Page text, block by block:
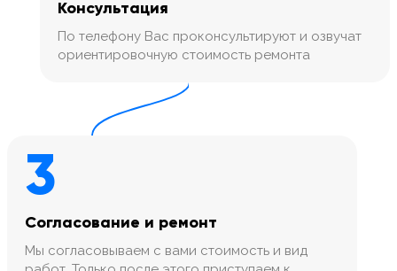
Консультация
По телефону Вас проконсультируют и озвучат
ориентировочную стоимость ремонта
3
Согласование и ремонт
Мы согласовываем с вами стоимость и вид